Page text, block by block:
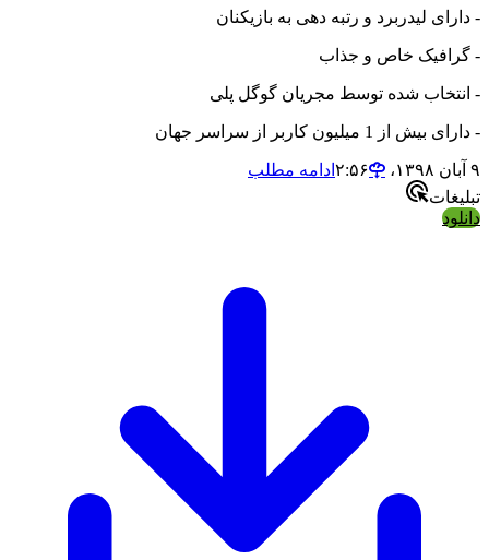
- دارای لیدربرد و رتبه دهی به بازیکنان
- گرافیک خاص و جذاب
- انتخاب شده توسط مجریان گوگل پلی
- دارای بیش از 1 میلیون کاربر از سراسر جهان
۹ آبان ۱۳۹۸،‏ ۲:۵۶
ادامه مطلب
تبلیغات
دانلود